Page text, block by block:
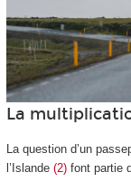
La
La question d’un
l’Islande (2)font partie